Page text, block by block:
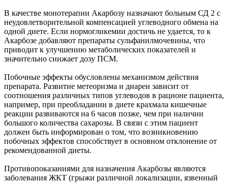
В качестве монотерапии Акарбозу назначают больным СД 2 с
неудовлетворительной компенсацией углеводного обмена на
одной диете. Если нормогликемии достичь не удается, то к
Акарбозе добавляют препараты сульфанилмочевины, что
приводит к улучшению метаболических показателей и
значительно снижает дозу ПСМ.
Побочные эффекты обусловлены механизмом действия
препарата. Развитие метеоризма и диареи зависит от
соотношения различных типов углеводов в рационе пациента,
например, при преобладании в диете крахмала кишечные
реакции развиваются на 6 часов позже, чем при наличии
большого количества сахарозы. В связи с этим пациент
должен быть информирован о том, что возникновению
побочных эффектов способствует в основном отклонение от
рекомендованной диеты.
Противопоказаниями для назначения Акарбозы являются
заболевания ЖКТ (грыжи различной локализации, язвенный